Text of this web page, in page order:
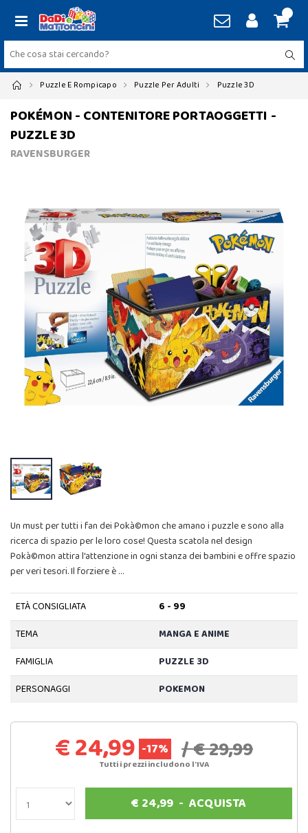
Puzzle E Rompicapo Puzzle Per Adulti Puzzle 3D
POKÉMON - CONTENITORE PORTAOGGETTI -
PUZZLE 3D
RAVENSBURGER
Un must per tutti i fan dei Pokà©mon che amano i puzzle e sono alla
ricerca di spazio per le loro cose! Questa scatola nel design
Pokà©mon attira l'attenzione in ogni stanza dei bambini e offre spazio
per veri tesori. Il forziere è …
ETÀ CONSIGLIATA
6 - 99
TEMA
MANGA E ANIME
FAMIGLIA
PUZZLE 3D
PERSONAGGI
POKEMON
€ 24,99 -17% / € 29,99
Tutti i prezzi includono l'IVA
€ 24,99 -ACQUISTA